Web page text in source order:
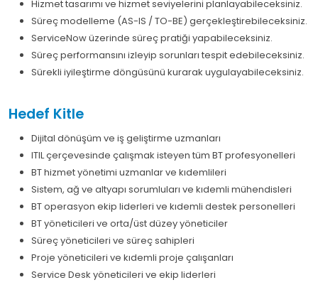
Hizmet tasarımı ve hizmet seviyelerini planlayabileceksiniz.
Süreç modelleme (AS-IS / TO-BE) gerçekleştirebileceksiniz.
ServiceNow üzerinde süreç pratiği yapabileceksiniz.
Süreç performansını izleyip sorunları tespit edebileceksiniz.
Sürekli iyileştirme döngüsünü kurarak uygulayabileceksiniz.
Hedef Kitle
Dijital dönüşüm ve iş geliştirme uzmanları
ITIL çerçevesinde çalışmak isteyen tüm BT profesyonelleri
BT hizmet yönetimi uzmanlar ve kıdemlileri
Sistem, ağ ve altyapı sorumluları ve kıdemli mühendisleri
BT operasyon ekip liderleri ve kıdemli destek personelleri
BT yöneticileri ve orta/üst düzey yöneticiler
Süreç yöneticileri ve süreç sahipleri
Proje yöneticileri ve kıdemli proje çalışanları
Service Desk yöneticileri ve ekip liderleri